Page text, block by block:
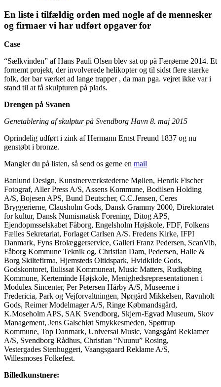
En liste i tilfældig orden med nogle af de mennesker
og firmaer vi har udført opgaver for
Case
“Sælkvinden” af Hans Pauli Olsen blev sat op på Færøerne 2014. Et
fornemt projekt, der involverede helikopter og til sidst flere stærke
folk, der bar værket ad lange trapper , da man pga. vejret ikke var i
stand til at få skulpturen på plads.
Drengen på Svanen
Genetablering af skulptur på Svendborg Havn 8. maj 2015
Oprindelig udført i zink af Hermann Ernst Freund 1837 og nu
genstøbt i bronze.
Mangler du på listen, så send os gerne en mail
Banlund Design, Kunstnerværkstederne Møllen, Henrik Fischer
Fotograf, Aller Press A/S, Assens Kommune, Bodilsen Holding
A/S, Bojesen APS, Bund Deutscher, C.C.Jensen, Ceres
Bryggerierne, Clausholm Gods, Dansk Grammy 2000, Direktoratet
for kultur, Dansk Numismatisk Forening, Ditog APS,
Ejendopmsselskabet Fåborg, Engelsholm Højskole, FDF, Folkens
Fælles Sekretariat, Forlaget Carlsen A/S. Fredens Kirke, IFPI
Danmark, Fyns Brolæggerservice, Galleri Franz Pedersen, ScanVib,
Fåborg Kommune Teknik og, Christian Dam, Pedersen, Halle &
Borg Skiltefirma, Hjemsteds Oltidspark, Hvidkilde Gods,
Godskontoret, Ilulissat Kommuneat, Music Matters, Rudkøbing
Kommune, Kerteminde Højskole, Menighedsrepræsentationen i
Modulex Sincenter, Per Petersen Hårby A/S, Museerne i
Fredericia, Park og Vejforvaltningen, Nørgård Mikkelsen, Ravnholt
Gods, Reimer Modelmager A/S, Ringe Købmandsgård,
K.Moseholm APS, SAK Svendborg, Skjern-Egvad Museum, Skov
Management, Jens Galschiøt Smykkesmeden, Spøttrup
Kommune, Top Danmark, Universal Music, Vangsgård Reklamer
A/S, Svendborg Rådhus, Christian “Nuunu” Rosing,
Vestergades Stenhuggeri, Vaangsgaard Reklame A/S,
Willesmoses Folkefest.
Billedkunstnere: